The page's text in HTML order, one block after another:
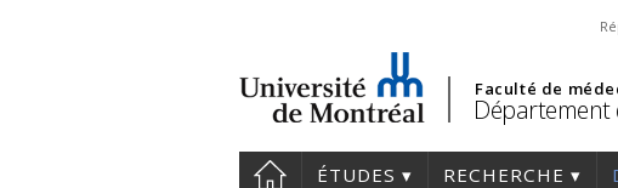
Faculté de
Département
ÉTUDES RECHERCHE